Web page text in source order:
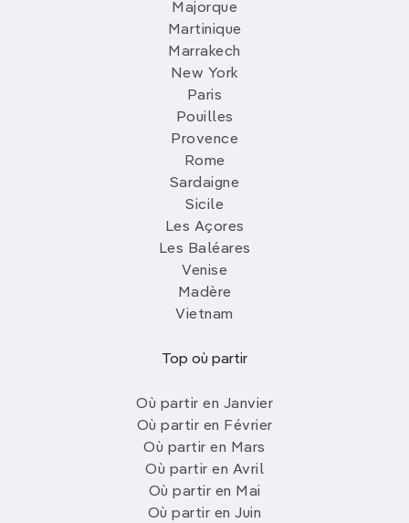
Majorque
Martinique
Marrakech
New York
Paris
Pouilles
Provence
Rome
Sardaigne
Sicile
Les Açores
Les Baléares
Venise
Madère
Vietnam
Top où partir
Où partir en Janvier
Où partir en Février
Où partir en Mars
Où partir en Avril
Où partir en Mai
Où partir en Juin